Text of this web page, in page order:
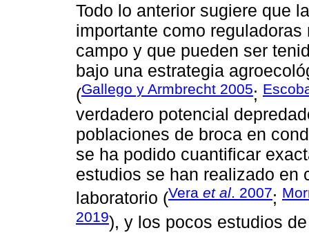
Todo lo anterior sugiere que
importante como
campo y que pueden ser
bajo una estrategia
(Gallego y Armbrecht 2005;
verdadero potencial
poblaciones de broca en
se ha podido cuantificar
estudios se han realizado en
laboratorio (Vera et al. 2007;
2019), y los pocos estudios